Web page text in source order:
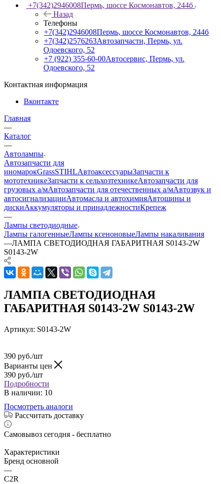
+7(342)2946008Пермь, шоссе Космонавтов, 244б
Назад
Телефоны
+7(342)2946008Пермь, шоссе Космонавтов, 244б
+7(342)2576263Автозапчасти, Пермь, ул.
Одоевского, 52
+7 (922) 355-60-00Автосервис, Пермь, ул.
Одоевского, 52
Контактная информация
Вконтакте
Главная
—
Каталог
—
Автолампы
Автозапчасти для
иномарокGrassSTIHLАвтоаксессуарыЗапчасти к
мототехникеЗапчасти к сельхозтехникеАвтозапчасти для
грузовых а/мАвтозапчасти для отечественных а/мАвтозвук и
автосигнализацииАвтомасла и автохимияАвтошины и
дискиАккумуляторы и принадлежностиКрепеж
—
Лампы светодиодные
Лампы галогенныеЛампы ксеноновыеЛампы накаливания
—ЛАМПА СВЕТОДИОДНАЯ ГАБАРИТНАЯ S0143-2W
S0143-2W
ЛАМПА СВЕТОДИОДНАЯ
ГАБАРИТНАЯ S0143-2W S0143-2W
Артикул: S0143-2W
390 руб./шт
Варианты цен
390 руб./шт
Подробности
В наличии: 10
Посмотреть аналоги
Рассчитать доставку
Самовывоз сегодня - бесплатно
Характеристики
Бренд основной
—
C2R